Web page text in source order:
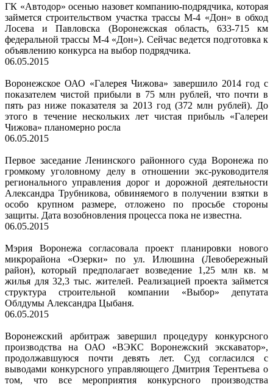
ГК «Автодор» осенью назовет компанию-подрядчика, которая
займется строительством участка трассы М-4 «Дон» в обход
Лосева и Павловска (Воронежская область, 633-715 км
федеральной трассы М-4 «Дон»). Сейчас ведется подготовка к
объявлению конкурса на выбор подрядчика.
06.05.2015
Воронежское ОАО «Галерея Чижова» завершило 2014 год с
показателем чистой прибыли в 75 млн рублей, что почти в
пять раз ниже показателя за 2013 год (372 млн рублей). До
этого в течение нескольких лет чистая прибыль «Галереи
Чижова» планомерно росла
06.05.2015
Первое заседание Ленинского районного суда Воронежа по
громкому уголовному делу в отношении экс-руководителя
регионального управления дорог и дорожной деятельности
Александра Трубникова, обвиняемого в получении взятки в
особо крупном размере, отложено по просьбе стороны
защиты. Дата возобновления процесса пока не известна.
06.05.2015
Мэрия Воронежа согласовала проект планировки нового
микрорайона «Озерки» по ул. Илюшина (Левобережный
район), который предполагает возведение 1,25 млн кв. м
жилья для 32,3 тыс. жителей. Реализацией проекта займется
структура строительной компании «Выбор» депутата
Облдумы Александра Цыбаня.
06.05.2015
Воронежский арбитраж завершил процедуру конкурсного
производства на ОАО «ВЭКС Воронежский экскаватор»,
продолжавшуюся почти девять лет. Суд согласился с
выводами конкурсного управляющего Дмитрия Терентьева о
том, что все мероприятия конкурсного производства